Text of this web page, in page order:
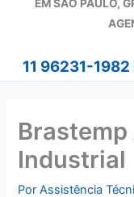
EM SÃO PAULO,
A
11 96231-1982
Industrial
PorAssistência